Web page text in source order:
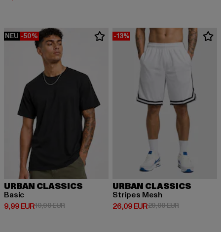
NEU -50%
URBAN CLASSICS
Basic
9,99 EUR
Derzeitiger Preis: 9,99 EUR
19,99 EURAktionspreis: 19,99 EUR
-13%
URBAN CLASSICS
Stripes Mesh
26,09 EUR
Derzeitiger Preis: 26,09 EUR
29,99 EURAktionspreis: